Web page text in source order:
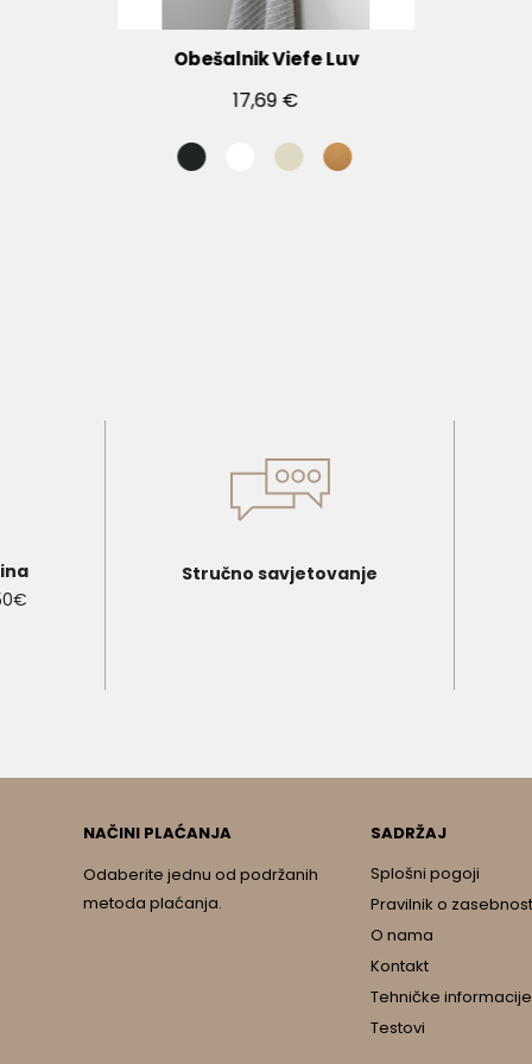
Obešalnik Viefe Luv
17,69 €
Stručno savjetovanje
NAČINI PLAĆANJA
Odaberite jednu od podržanih
metoda plaćanja.
SADRŽAJ
Splošni pogoji
Pravilnik o
O nama
Kontakt
Tehničke informacije
Testovi